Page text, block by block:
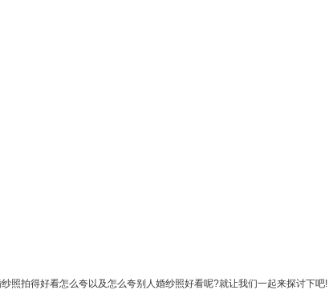
照拍得好看怎么夸以及怎么夸别人婚纱照好看呢?就让我们一起来探讨下吧!